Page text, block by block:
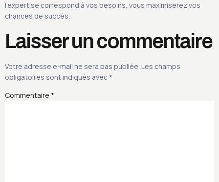
l’expertise correspond à vos besoins, vous maximiserez vos
chances de succès.
Laisser un commentaire
Votre adresse e-mail ne sera pas publiée. Les champs
obligatoires sont indiqués avec *
Commentaire *